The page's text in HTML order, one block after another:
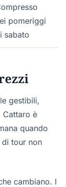
pomeriggi
sabato
gestibili,
Cattaro è
quando
tour non
cambiano. I